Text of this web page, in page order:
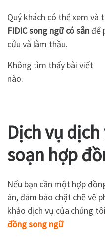
Quý khách có thể xem và
FIDIC song ngữ có sẵn để
cứu và làm thầu.
Không tìm thấy bài viết
nào.
Dịch vụ
soạn hợp
Nếu bạn cần một hợp
án, đảm bảo chặt chẽ về
khảo dịch vụ của chúng
đồng song ngữ